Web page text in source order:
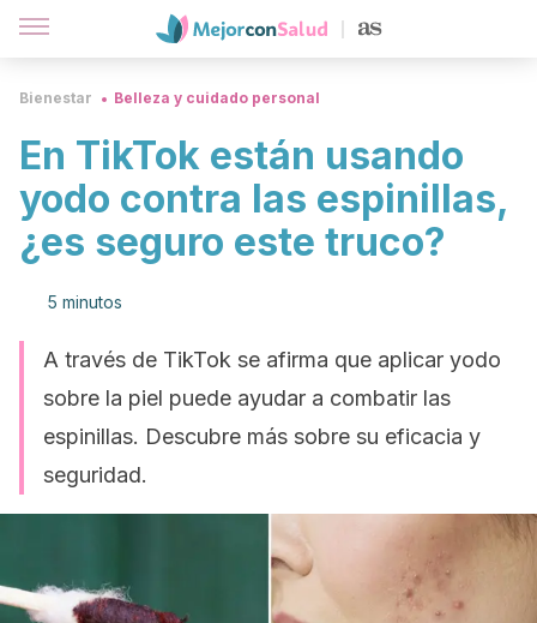
Bienestar Belleza y cuidado personal
En TikTok están usando
yodo contra las espinillas,
¿es seguro este truco?
5 minutos
A través de TikTok se afirma que aplicar yodo
sobre la piel puede ayudar a combatir las
espinillas. Descubre más sobre su eficacia y
seguridad.